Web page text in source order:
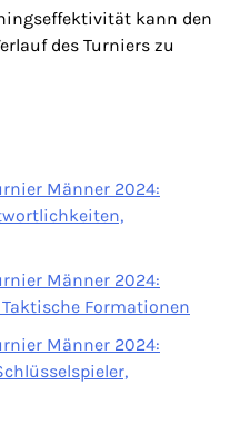
kann den
des Turniers zu
Männer 2024:
Männer 2024:
Formationen
Männer 2024: